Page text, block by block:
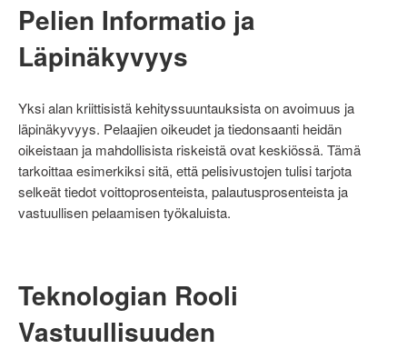
Pelien Informatio ja
Läpinäkyvyys
Yksi alan kriittisistä kehityssuuntauksista on avoimuus ja
läpinäkyvyys. Pelaajien oikeudet ja tiedonsaanti heidän
oikeistaan ja mahdollisista riskeistä ovat keskiössä. Tämä
tarkoittaa esimerkiksi sitä, että pelisivustojen tulisi tarjota
selkeät tiedot voittoprosenteista, palautusprosenteista ja
vastuullisen pelaamisen työkaluista.
Teknologian Rooli
Vastuullisuuden